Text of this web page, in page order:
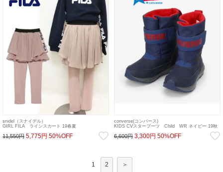
snidel（スナイデル）
GIRL FILA ラインスカート 19春夏
11,550円 5,775円 50%OFF
converse(コンバース)
KIDS CVスターブーツ Child WR ネイビー 19秋
冬.【37300260】バッグ・シューズ converse20 sale
22gw
6,600円 3,300円 50%OFF
1 2 ＞